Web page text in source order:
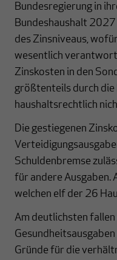
Bundesregierung in
Bundeshaushalt
des Zinsniveaus,
wesentlich
Zinskosten in den
größtenteils durch
haushaltsrechtlich
Die gestiegenen
Schuldenbremse
für andere Ausgaben.
welchen elf der 26
Am deutlichsten fallen
Gründe für die